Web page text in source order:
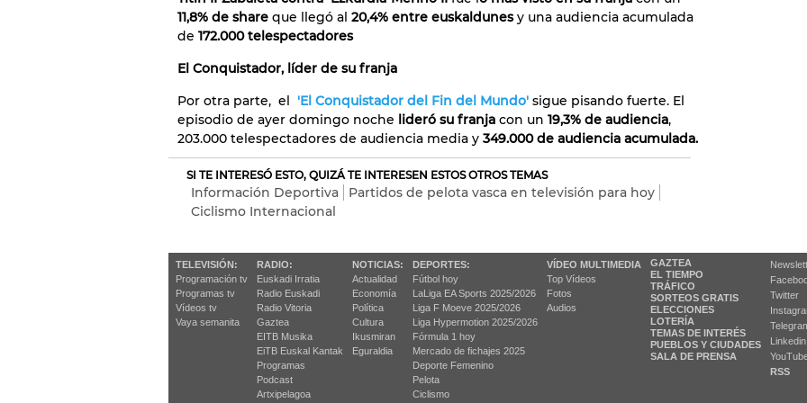
11,8% de share que llegó al 20,4% entre euskaldunesy una audiencia acumulada
de 172.000 telespectadores
El Conquistador, líder de su franja
Por otra parte, el 'El Conquistador del Fin del Mundo' sigue pisando fuerte. El
episodio de ayer domingo noche lideró su franja con un 19,3% de audiencia,
203.000 telespectadores de audiencia media y 349.000 de audiencia acumulada.
SI TE INTERESÓ ESTO, QUIZÁ TE INTERESEN ESTOS OTROS TEMAS
Información Deportiva
Partidos de pelota vasca en televisión para hoy
Ciclismo Internacional
TELEVISIÓN:
Programación tv
Programas tv
Vídeos tv
Vaya semanita
RADIO:
Euskadi Irratia
Radio Euskadi
Radio Vitoria
Gaztea
EITB Musika
EiTB Euskal Kantak
Programas
Podcast
Artxipelagoa
NOTICIAS:
Actualidad
Economía
Política
Cultura
Ikusmiran
Eguraldia
DEPORTES:
Fútbol hoy
LaLiga EA Sports 2025/2026
Liga F Moeve 2025/2026
Liga Hypermotion 2025/2026
Fórmula 1 hoy
Mercado de fichajes 2025
Deporte Femenino
Pelota
Ciclismo
VÍDEO MULTIMEDIA
Top Vídeos
Fotos
Audios
GAZTEA
EL TIEMPO
TRÁFICO
SORTEOS GRATIS
ELECCIONES
LOTERÍA
TEMAS DE INTERÉS
PUEBLOS Y CIUDADES
SALA DE PRENSA
Twitter
Linkedin
RSS